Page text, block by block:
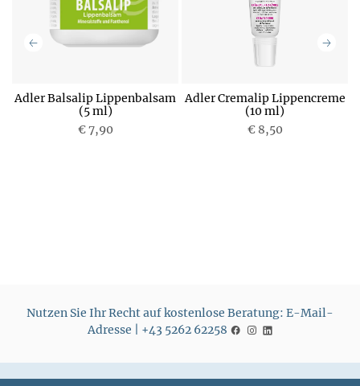
Adler Balsalip Lippenbalsam
(5 ml)
€ 7,90
Adler Cremalip Lippencreme
(10 ml)
€ 8,50
Nutzen Sie Ihr Recht auf kostenlose Beratung: E-Mail-
Adresse | +43 5262 62258